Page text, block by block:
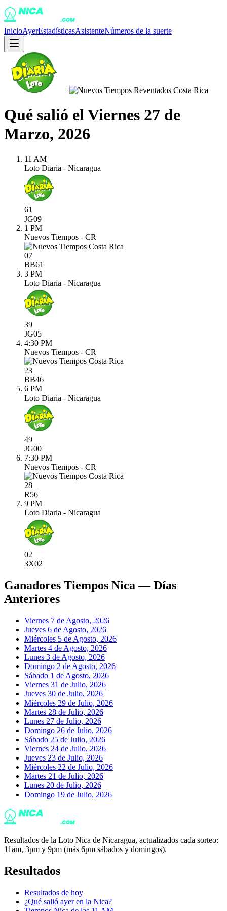
InicioAyerEstadísticasAsistenteNúmeros de la suerte
+
Qué salió elViernes 27 de
Marzo, 2026
11 AM
Loto Diaria - Nicaragua
61
JG09
1 PM
Nuevos Tiempos - CR
07
BB61
3 PM
Loto Diaria - Nicaragua
39
JG05
4:30 PM
Nuevos Tiempos - CR
23
BB46
6 PM
Loto Diaria - Nicaragua
49
JG00
7:30 PM
Nuevos Tiempos - CR
28
R56
9 PM
Loto Diaria - Nicaragua
02
3X02
Ganadores Tiempos Nica — Días
Anteriores
Viernes 7 de Agosto, 2026
Jueves 6 de Agosto, 2026
Miércoles 5 de Agosto, 2026
Martes 4 de Agosto, 2026
Lunes 3 de Agosto, 2026
Domingo 2 de Agosto, 2026
Sábado 1 de Agosto, 2026
Viernes 31 de Julio, 2026
Jueves 30 de Julio, 2026
Miércoles 29 de Julio, 2026
Martes 28 de Julio, 2026
Lunes 27 de Julio, 2026
Domingo 26 de Julio, 2026
Sábado 25 de Julio, 2026
Viernes 24 de Julio, 2026
Jueves 23 de Julio, 2026
Miércoles 22 de Julio, 2026
Martes 21 de Julio, 2026
Lunes 20 de Julio, 2026
Domingo 19 de Julio, 2026
Resultados de la Loto Nica de Nicaragua, actualizados cada sorteo:
11am, 3pm y 9pm (más 6pm sábados y domingos).
Resultados
Resultados de hoy
¿Qué salió ayer en la Nica?